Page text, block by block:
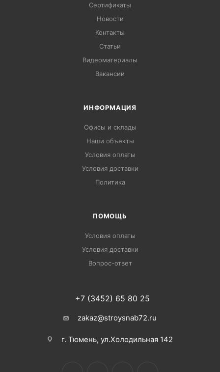
Сертификаты
Новости
Контакты
Статьи
Видеоматериалы
Вакансии
ИНФОРМАЦИЯ
Офисы и склады
Наши объекты
Условия оплаты
Условия доставки
Политика
ПОМОЩЬ
Условия оплаты
Условия доставки
Вопрос-ответ
+7 (3452) 65 80 25
zakaz@stroysnab72.ru
г. Тюмень, ул.Холодильная 142